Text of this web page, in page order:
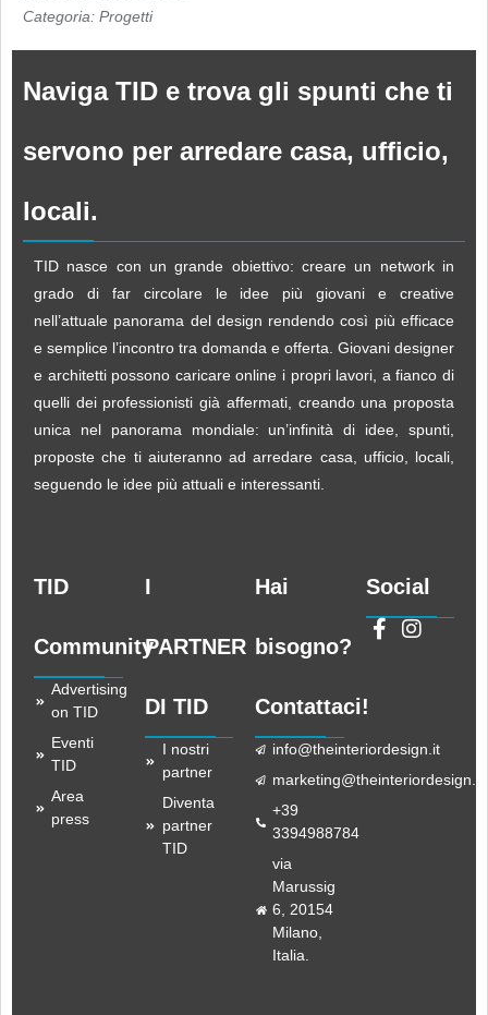
Categoria: Progetti
Naviga TID e trova gli spunti che ti
servono per arredare casa, ufficio,
locali.
TID nasce con un grande obiettivo: creare un network in
grado di far circolare le idee più giovani e creative
nell’attuale panorama del design rendendo così più efficace
e semplice l’incontro tra domanda e offerta. Giovani designer
e architetti possono caricare online i propri lavori, a fianco di
quelli dei professionisti già affermati, creando una proposta
unica nel panorama mondiale: un’infinità di idee, spunti,
proposte che ti aiuteranno ad arredare casa, ufficio, locali,
seguendo le idee più attuali e interessanti.
TID
Community
Advertising
on TID
Eventi
TID
Area
press
I
PARTNER
DI TID
I nostri
partner
Diventa
partner
TID
Hai
bisogno?
Contattaci!
info@theinteriordesign.it
marketing@theinteriordesign.it
+39
3394988784
via
Marussig
6, 20154
Milano,
Italia.
Social